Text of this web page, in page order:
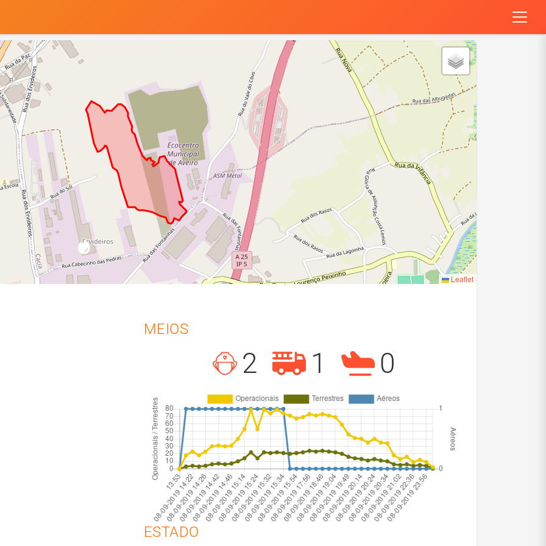
Leaflet
MEIOS
2 1 0
ESTADO